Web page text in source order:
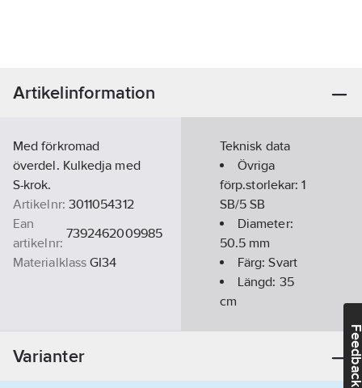
Artikelinformation
Med förkromad
överdel. Kulkedja med
S-krok.
Artikelnr: 3011054312
Ean
artikelnr:
7392462009985
Materialklass GI34
Teknisk data
Övriga
förp.storlekar:1
SB/5 SB
Diameter:
50.5 mm
Färg:Svart
Längd: 35
cm
nummer:
Varianter